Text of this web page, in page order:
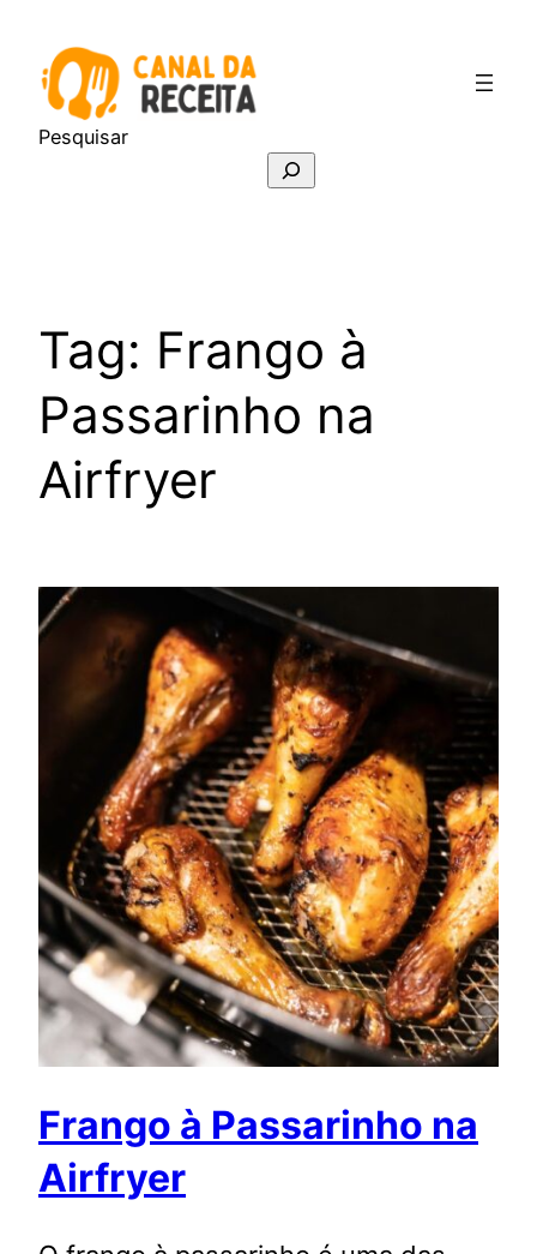
conteúdo
Pesquisar
Tag: Frango à
Passarinho na
Airfryer
Frango à Passarinho na
Airfryer